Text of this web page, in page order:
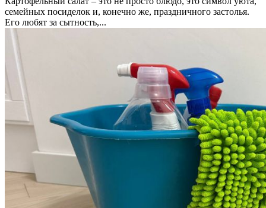
семейных посиделок и, конечно же, праздничного застолья.
Его любят за сытность,...